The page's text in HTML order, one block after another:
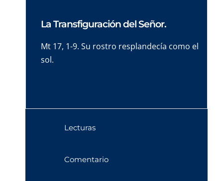
La Transfiguración del Señor.
Mt 17, 1-9. Su rostro resplandecía como el
sol.
Lecturas
Comentario